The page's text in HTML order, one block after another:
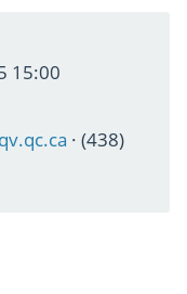
15:00
· (438)